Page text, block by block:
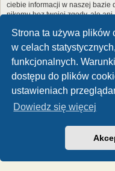
Strona ta używa plików
w celach
funkcjonalnych.
dostępu do plików
ustawieniach
Dowiedz się więcej
ciebie informacji w naszej bazie
nikomu bez twojej zgody, ale ani
ponosi odpowiedzialności za
dojść do kradzieży danych.
Forum Dinozaury.com
Polski pakiet